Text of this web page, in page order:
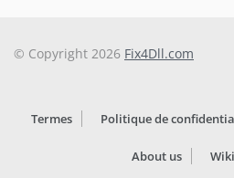
© Copyright 2026 Fix4Dll.com
Termes Politique de
About us